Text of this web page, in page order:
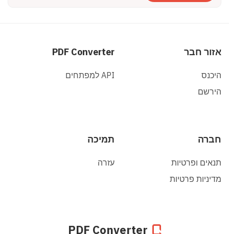
אזור חבר
היכנס
הירשם
PDF Converter
API למפתחים
חברה
תנאים ופרטיות
מדיניות פרטיות
תמיכה
עזרה
PDF Converter